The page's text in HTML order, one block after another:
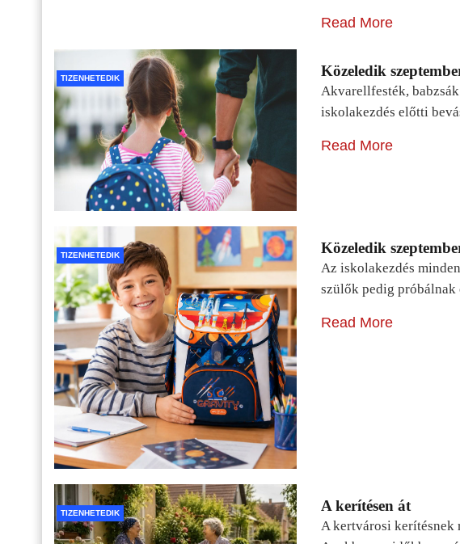
Read More
TIZENHETEDIK Közeledik
Akvarellfesték,
iskolakezdés előtti
Read More
TIZENHETEDIK Közeledik
Az iskolakezdés
szülők pedig
Read More
TIZENHETEDIK A kerítésen át
A kertvárosi kerítésnek